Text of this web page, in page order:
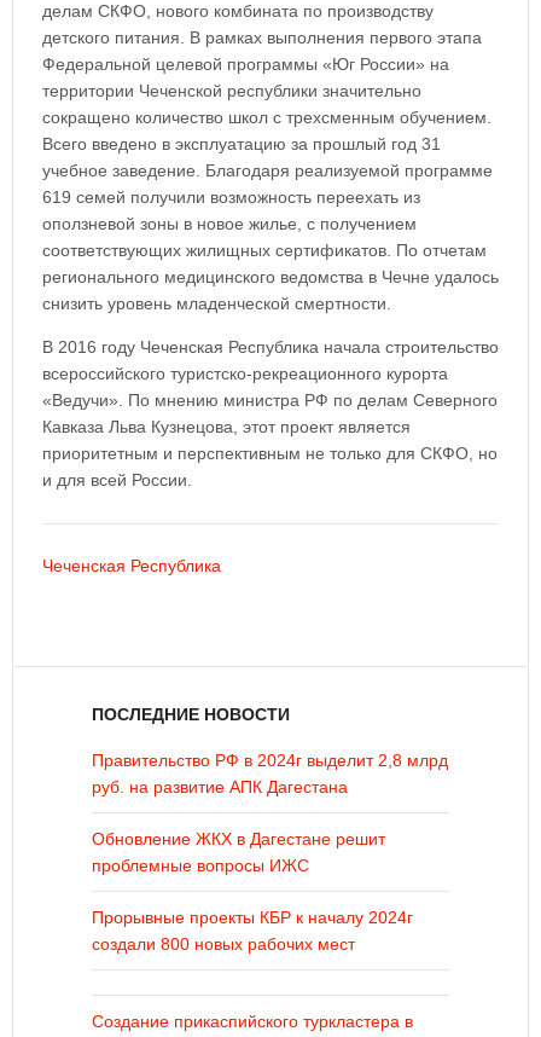
делам СКФО, нового комбината по производству
детского питания. В рамках выполнения первого этапа
Федеральной целевой программы «Юг России» на
территории Чеченской республики значительно
сокращено количество школ с трехсменным обучением.
Всего введено в эксплуатацию за прошлый год 31
учебное заведение. Благодаря реализуемой программе
619 семей получили возможность переехать из
оползневой зоны в новое жилье, с получением
соответствующих жилищных сертификатов. По отчетам
регионального медицинского ведомства в Чечне удалось
снизить уровень младенческой смертности.
В 2016 году Чеченская Республика начала строительство
всероссийского туристско-рекреационного курорта
«Ведучи». По мнению министра РФ по делам Северного
Кавказа Льва Кузнецова, этот проект является
приоритетным и перспективным не только для СКФО, но
и для всей России.
Чеченская Республика
ПОСЛЕДНИЕ НОВОСТИ
Правительство РФ в 2024г выделит 2,8 млрд
руб. на развитие АПК Дагестана
Обновление ЖКХ в Дагестане решит
проблемные вопросы ИЖС
Прорывные проекты КБР к началу 2024г
создали 800 новых рабочих мест
Создание прикаспийского туркластера в